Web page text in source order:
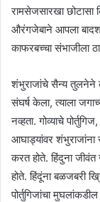
रामसेजसारखा छोटासा
औरंगजेबाने आपला
काफरबच्चा संभाजीला
शंभुराजांचे सैन्य तुलनेने
संघर्ष केला, त्याला
नव्हता. गोव्याचे
आघाड्यांवर शंभुराजांना
करत होते. हिंदुना
होते. हिंदूंना बळजबरी
पोर्तुगिजांचा